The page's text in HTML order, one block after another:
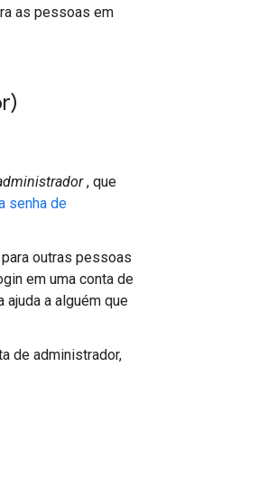
as pessoas em
, que
senha de
outras pessoas
em uma conta de
ajuda a alguém que
de administrador,